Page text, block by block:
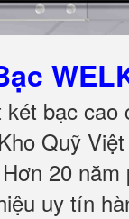
bạc
Quỹ
20 năm
uy tín